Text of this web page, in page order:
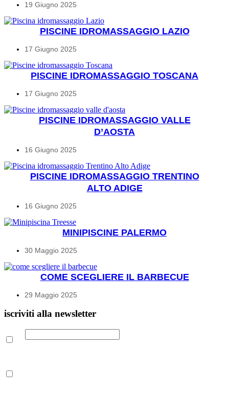
19 Giugno 2025
PISCINE IDROMASSAGGIO LAZIO
17 Giugno 2025
PISCINE IDROMASSAGGIO TOSCANA
17 Giugno 2025
PISCINE IDROMASSAGGIO VALLE
D’AOSTA
16 Giugno 2025
PISCINE IDROMASSAGGIO TRENTINO
ALTO ADIGE
16 Giugno 2025
MINIPISCINE PALERMO
30 Maggio 2025
COME SCEGLIERE IL BARBECUE
29 Maggio 2025
iscriviti alla newsletter